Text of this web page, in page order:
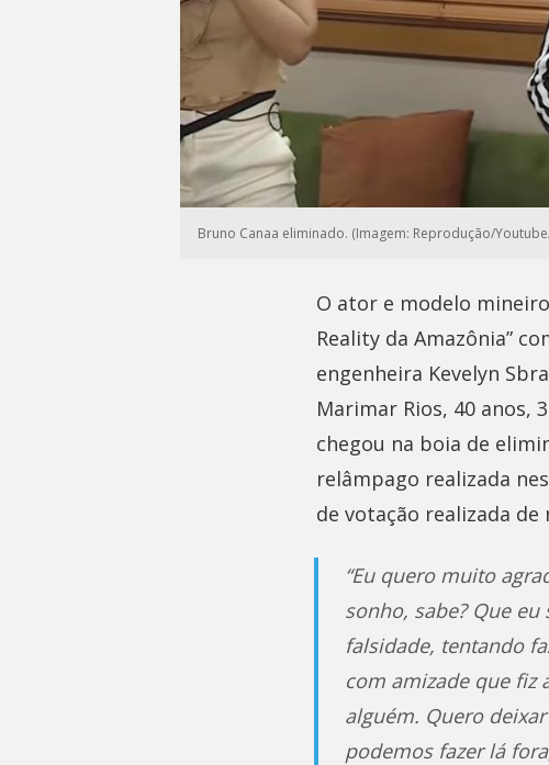
Bruno Canaa eliminado. (Imagem: Reprodução/
O ator e modelo
Reality da Amazônia”
engenheira Kevelyn
Marimar Rios, 40 anos,
chegou na boia de
relâmpago realizada
de votação realizada
“Eu quero muito
sonho, sabe? Que
falsidade, tentando
com amizade que fiz
alguém. Quero
podemos fazer lá